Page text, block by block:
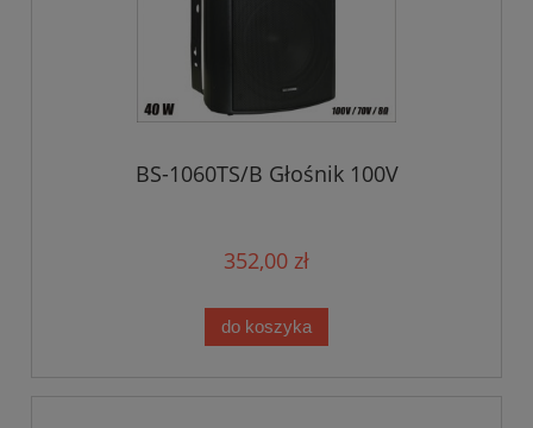
BS-1060TS/B Głośnik 100V
352,00 zł
do koszyka